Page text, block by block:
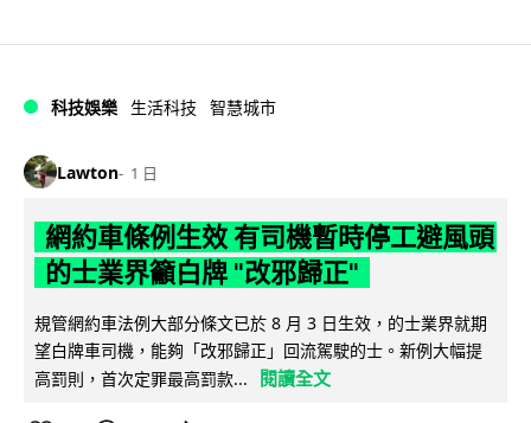
科技娛樂 生活科技 智慧城市
Lawton 1 日
網約車條例生效 有司機暫時停工避風頭
的士業界籲白牌 "改邪歸正"
規管網約車法例大部分條文已於 8 月 3 日生效，的士業界就期
望白牌車司機，能夠「改邪歸正」回流駕駛的士。新例大幅提
高罰則，首次定罪最高罰款...
閱讀全文